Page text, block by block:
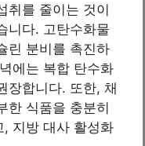
취를 줄이는 것이
니다. 고탄수화물
린 분비를 촉진하
에는 복합 탄수화
장합니다. 또한, 채
한 식품을 충분히
, 지방 대사 활성화